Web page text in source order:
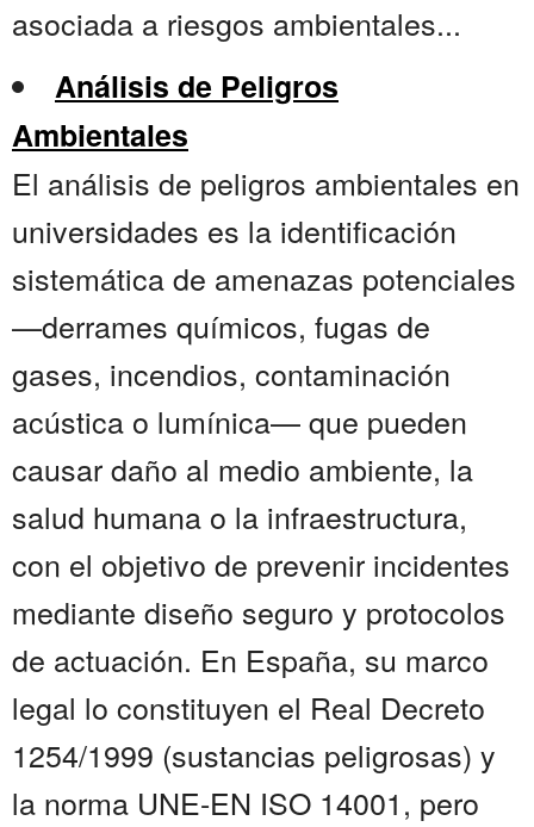
asociada a riesgos ambientales...
Análisis de Peligros
Ambientales
El análisis de peligros ambientales en
universidades es la identificación
sistemática de amenazas potenciales
—derrames químicos, fugas de
gases, incendios, contaminación
acústica o lumínica— que pueden
causar daño al medio ambiente, la
salud humana o la infraestructura,
con el objetivo de prevenir incidentes
mediante diseño seguro y protocolos
de actuación. En España, su marco
legal lo constituyen el Real Decreto
1254/1999 (sustancias peligrosas) y
la norma UNE-EN ISO 14001, pero